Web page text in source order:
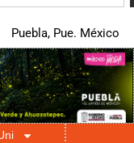
Puebla, Pue. México